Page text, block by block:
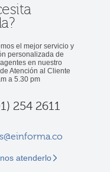
el mejor servicio y
personalizada de
en nuestro
Atención al Cliente
a 5.30 pm
254 2611
atenderlo